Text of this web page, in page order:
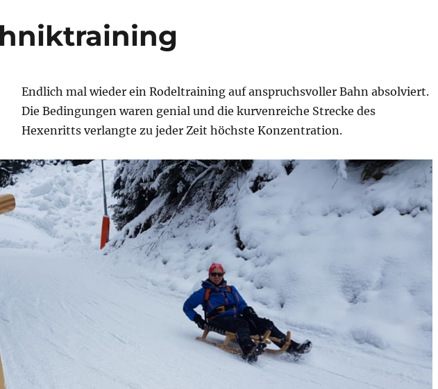
Endlich mal wieder ein Rodeltraining auf anspruchsvoller Bahn absolviert.
Die Bedingungen waren genial und die kurvenreiche Strecke des
Hexenritts verlangte zu jeder Zeit höchste Konzentration.